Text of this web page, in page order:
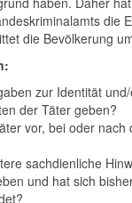
die
die Bevölkerung
zur Identität
der Täter geben?
vor, bei oder nach
sachdienliche
und hat sich